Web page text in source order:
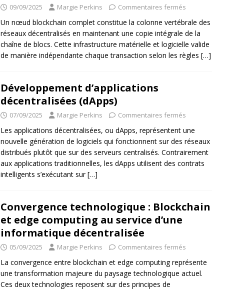
09/09/2025 Margie Perkins Commentaires fermés
Un nœud blockchain complet constitue la colonne vertébrale des
réseaux décentralisés en maintenant une copie intégrale de la
chaîne de blocs. Cette infrastructure matérielle et logicielle valide
de manière indépendante chaque transaction selon les règles […]
Développement d’applications
décentralisées (dApps)
07/09/2025 Margie Perkins Commentaires fermés
Les applications décentralisées, ou dApps, représentent une
nouvelle génération de logiciels qui fonctionnent sur des réseaux
distribués plutôt que sur des serveurs centralisés. Contrairement
aux applications traditionnelles, les dApps utilisent des contrats
intelligents s’exécutant sur[…]
Convergence technologique : Blockchain
et edge computing au service d’une
informatique décentralisée
05/09/2025 Margie Perkins Commentaires fermés
La convergence entre blockchain et edge computing représente
une transformation majeure du paysage technologique actuel.
Ces deux technologies reposent sur des principes de